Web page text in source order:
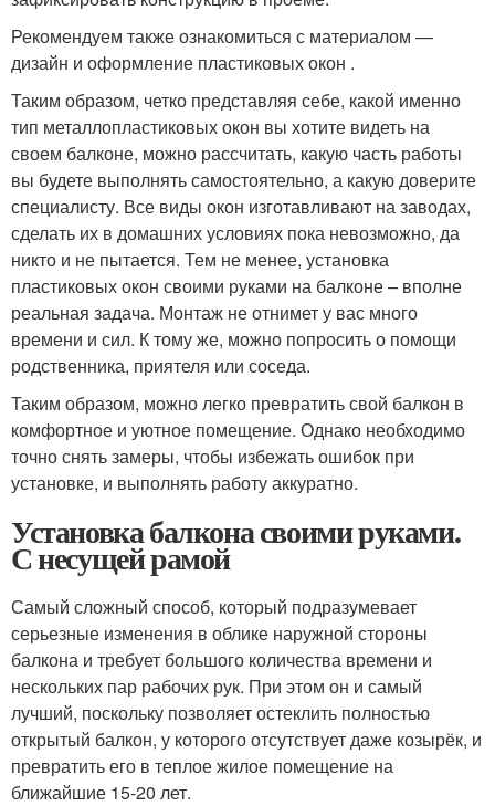
Рекомендуем также ознакомиться с материалом —
дизайн и оформление пластиковых окон .
Таким образом, четко представляя себе, какой именно
тип металлопластиковых окон вы хотите видеть на
своем балконе, можно рассчитать, какую часть работы
вы будете выполнять самостоятельно, а какую доверите
специалисту. Все виды окон изготавливают на заводах,
сделать их в домашних условиях пока невозможно, да
никто и не пытается. Тем не менее, установка
пластиковых окон своими руками на балконе – вполне
реальная задача. Монтаж не отнимет у вас много
времени и сил. К тому же, можно попросить о помощи
родственника, приятеля или соседа.
Таким образом, можно легко превратить свой балкон в
комфортное и уютное помещение. Однако необходимо
точно снять замеры, чтобы избежать ошибок при
установке, и выполнять работу аккуратно.
Установка балкона своими руками.
С несущей рамой
Самый сложный способ, который подразумевает
серьезные изменения в облике наружной стороны
балкона и требует большого количества времени и
нескольких пар рабочих рук. При этом он и самый
лучший, поскольку позволяет остеклить полностью
открытый балкон, у которого отсутствует даже козырёк, и
превратить его в теплое жилое помещение на
ближайшие 15-20 лет.